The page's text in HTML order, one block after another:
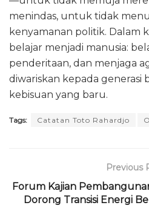
menindas, untuk tidak
kenyamanan politik. Dalam
belajar menjadi manusia:
penderitaan, dan menjaga
diwariskan kepada generasi
kebisuan yang baru.
Tags: Catatan Toto Rahardjo
Previous
Forum Kajian
Dorong Transisi Energi